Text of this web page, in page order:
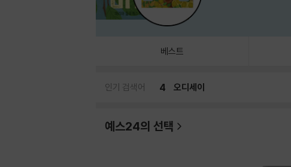
베스트
인기 검색어 5 히가시노 게이고
예스24의 선택